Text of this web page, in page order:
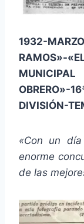
1932-
OBRERO»-
DIVISIÓN-
«Con un
enorme
de las